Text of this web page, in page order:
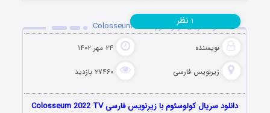
دانلود سریال کولوسئوم Colosseum 2022
نویسنده ۲۴ مهر ۱۴۰۲
زیرنویس فارسی ۲۷۴۶۰ بازدید
۱ نظر
دانلود سریال کولوسئوم با زیرنویس فارسی Colosseum 2022 TV